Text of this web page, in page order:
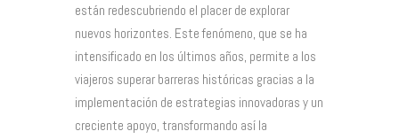
están redescubriendo el placer de explorar
nuevos horizontes. Este fenómeno, que se ha
intensificado en los últimos años, permite a los
viajeros superar barreras históricas gracias a la
implementación de estrategias innovadoras y un
creciente apoyo, transformando así la